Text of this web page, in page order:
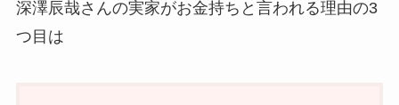
深澤辰哉さんの実家がお金持ちと言われる理由の3
つ目は